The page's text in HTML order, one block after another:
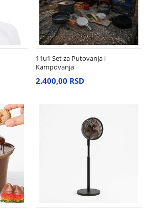
11u1 Set za Putovanja i
Kampovanja
2.400,00 RSD